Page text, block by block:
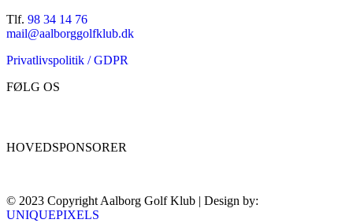
Tlf. 98 34 14 76
mail@aalborggolfklub.dk
Privatlivspolitik / GDPR
FØLG OS
HOVEDSPONSORER
© 2023 Copyright Aalborg Golf Klub | Design by:
UNIQUEPIXELS